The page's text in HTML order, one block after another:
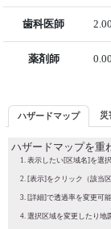
歯科医師 2.00
薬剤師
ハザードマップ 災
ハザードマップを重
表示したい[区域名]を選
[表示]をクリック（該当
[詳細]で透過率を変更可能
選択区域を変更したり地